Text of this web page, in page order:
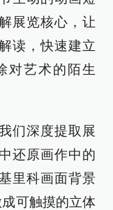
展览核心，让
读，快速建立
对艺术的陌生
们深度提取展
还原画作中的
里科画面背景
可触摸的立体